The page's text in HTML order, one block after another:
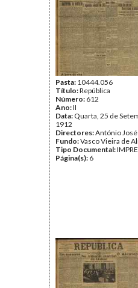
Pasta: 10444.056
Título:República
Número: 612
Ano:II
Data: Quarta, 25 de
1912
Directores:António
Fundo:Vasco Vieira de
Tipo Documental:
Página(s): 6